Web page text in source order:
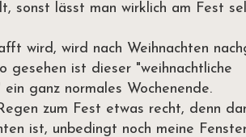
sonst lässt man wirklich am Fest
wird, wird nach Weihnachten
gesehen ist dieser "weihnachtliche
ganz normales Wochenende.
zum Fest etwas recht, denn
ist, unbedingt noch meine